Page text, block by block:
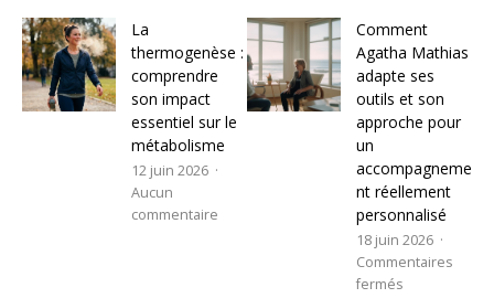
La
thermogenèse :
comprendre
son impact
essentiel sur le
métabolisme
12 juin 2026
Aucun
commentaire
Comment
Agatha Mathias
adapte ses
outils et son
approche pour
un
accompagneme
nt réellement
personnalisé
18 juin 2026
Commentaires
fermés